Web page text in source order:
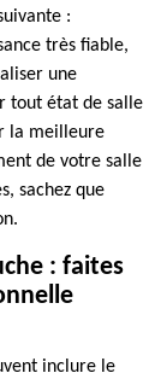
:
très fiable,
une
tout état de salle
la meilleure
de votre salle
sachez que
: faites
inclure le